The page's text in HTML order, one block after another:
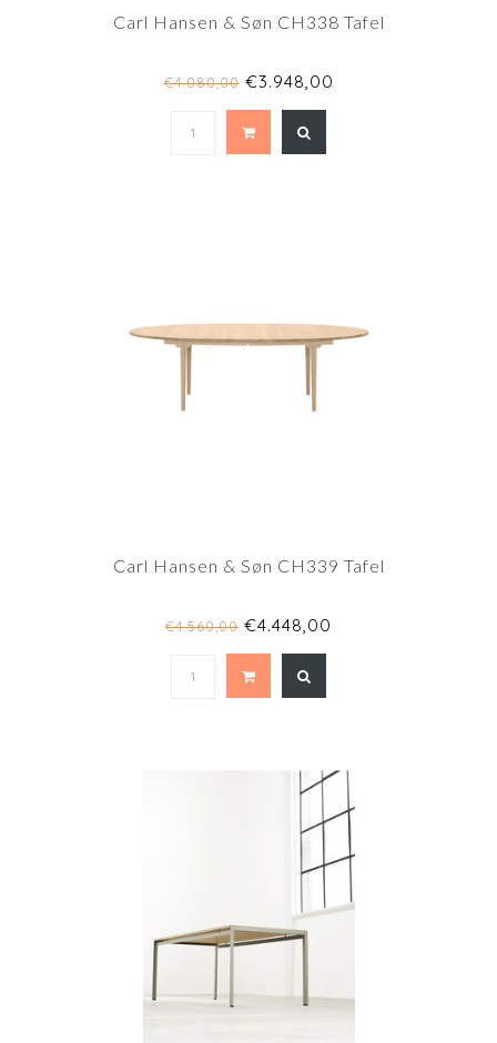
Carl Hansen & Søn CH338 Tafel
€4.080,00€3.948,00
Carl Hansen & Søn CH339 Tafel
€4.560,00 €4.448,00